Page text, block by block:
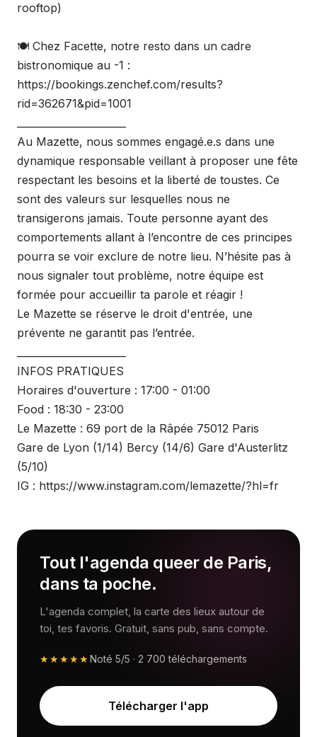
rooftop)
🍽️ Chez Facette, notre resto dans un cadre
bistronomique au -1 :
https://bookings.zenchef.com/results?
rid=362671&pid=1001
Au Mazette, nous sommes engagé.e.s dans une
dynamique responsable veillant à proposer une fête
respectant les besoins et la liberté de toustes. Ce
sont des valeurs sur lesquelles nous ne
transigerons jamais. Toute personne ayant des
comportements allant à l’encontre de ces principes
pourra se voir exclure de notre lieu. N’hésite pas à
nous signaler tout problème, notre équipe est
formée pour accueillir ta parole et réagir !
Le Mazette se réserve le droit d'entrée, une
prévente ne garantit pas l’entrée.
INFOS PRATIQUES
Horaires d'ouverture : 17:00 - 01:00
Food : 18:30 - 23:00
Le Mazette : 69 port de la Râpée 75012 Paris
Gare de Lyon (1/14) Bercy (14/6) Gare d'Austerlitz
(5/10)
IG : https://www.instagram.com/lemazette/?hl=fr
Tout l'agenda queer de Paris,
dans ta poche.
L'agenda complet, la carte des lieux autour de
toi, tes favoris. Gratuit, sans pub, sans compte.
★★★★★Noté 5/5 · 2 700 téléchargements
Télécharger l'app